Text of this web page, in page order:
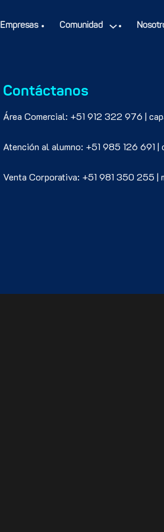
Empresas Comunidad
Contáctanos
Área Comercial: +51 912 322 976 |
Atención al alumno: +51 985 126 691 |
Venta Corporativa: +51 981 350 255 |